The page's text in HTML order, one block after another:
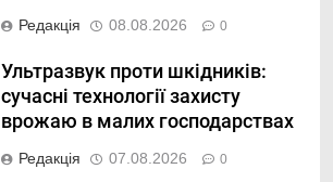
Редакція 08.08.2026 0
Ультразвук проти шкідників:
сучасні технології захисту
врожаю в малих господарствах
Редакція 07.08.2026 0